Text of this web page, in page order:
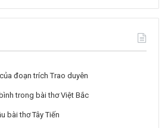
đoạn trích Trao duyên
trong bài thơ Việt Bắc
bài thơ Tây Tiến